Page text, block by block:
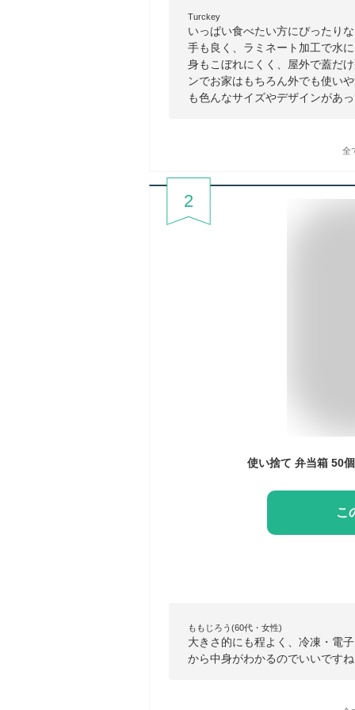
Turckey
いっぱい食べたい方にぴったり
手も良く、ラミネート加工で水
身もこぼれにくく、屋外で蓋だ
ンでお家はもちろん外でも使い
も色んなサイズやデザインがあ
全
2
こ
ももじろう(60代・女性)
大きさ的にも程よく、冷凍・電
から中身がわかるのでいいです